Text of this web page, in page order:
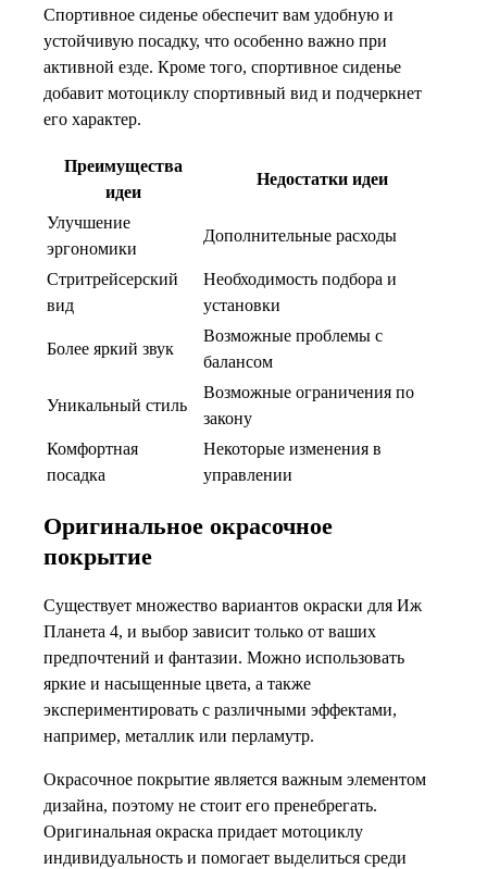
Спортивное сиденье обеспечит вам удобную и
устойчивую посадку, что особенно важно при
активной езде. Кроме того, спортивное сиденье
добавит мотоциклу спортивный вид и подчеркнет
его характер.
Преимущества
идеи
Недостатки идеи
Улучшение
эргономики
Дополнительные расходы
Стритрейсерский
вид
Необходимость подбора и
установки
Более яркий звук
Возможные проблемы с
балансом
Уникальный стиль
Возможные ограничения по
закону
Комфортная
посадка
Некоторые изменения в
управлении
Оригинальное окрасочное
покрытие
Существует множество вариантов окраски для Иж
Планета 4, и выбор зависит только от ваших
предпочтений и фантазии. Можно использовать
яркие и насыщенные цвета, а также
экспериментировать с различными эффектами,
например, металлик или перламутр.
Окрасочное покрытие является важным элементом
дизайна, поэтому не стоит его пренебрегать.
Оригинальная окраска придает мотоциклу
индивидуальность и помогает выделиться среди